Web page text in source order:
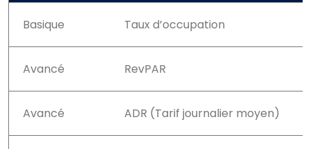
Basique Taux d’occupation
Avancé RevPAR
Avancé ADR (Tarif journalier moyen)